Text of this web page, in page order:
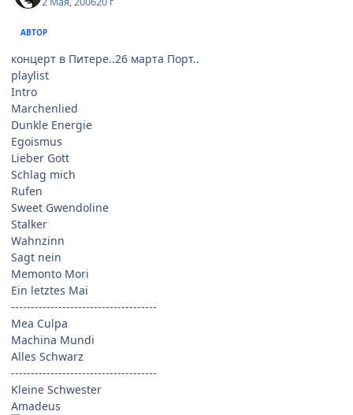
АВТОР
концерт в Питере..26 марта Порт..
playlist
Intro
Marchenlied
Dunkle Energie
Egoismus
Lieber Gott
Schlag mich
Rufen
Sweet Gwendoline
Stalker
Wahnzinn
Sagt nein
Memonto Mori
Ein letztes Mai
-------------------------------------
Mea Culpa
Machina Mundi
Alles Schwarz
-------------------------------------
Kleine Schwester
Amadeus